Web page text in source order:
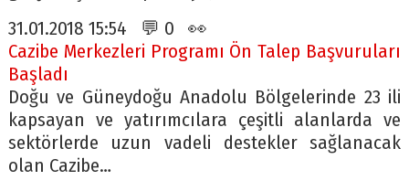
31.01.2018 15:54 💬 0 👀
Cazibe Merkezleri Programı Ön Talep Başvuruları
Başladı
Doğu ve Güneydoğu Anadolu Bölgelerinde 23 ili
kapsayan ve yatırımcılara çeşitli alanlarda ve
sektörlerde uzun vadeli destekler sağlanacak
olan Cazibe…